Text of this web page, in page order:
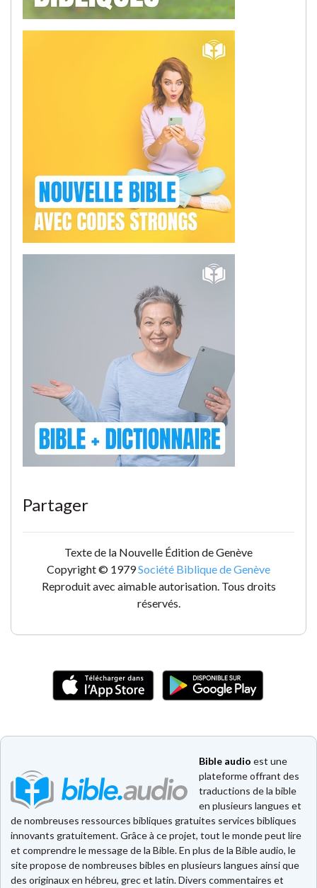
Partager
Texte de la Nouvelle Édition de Genève
Copyright © 1979Société Biblique de Genève
Reproduit avec aimable autorisation. Tous droits
réservés.
Bible audio est une
plateforme offrant des
traductions de la bible
en plusieurs langues et
de nombreuses ressources bibliques gratuites services bibliques
innovants gratuitement. Grâce à ce projet, tout le monde peut lire
et comprendre le message de la Bible. En plus de la Bible audio, le
site propose de nombreuses bibles en plusieurs langues ainsi que
des originaux en hébreu, grec et latin. Divers commentaires et